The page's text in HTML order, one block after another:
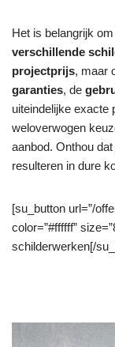
Het is belangrijk
verschillende
projectprijs, maar
garanties, de
uiteindelijke exacte
weloverwogen
aanbod. Onthou
resulteren in dure
[su_button url=”/
color=”#ffffff”
schilderwerken[/